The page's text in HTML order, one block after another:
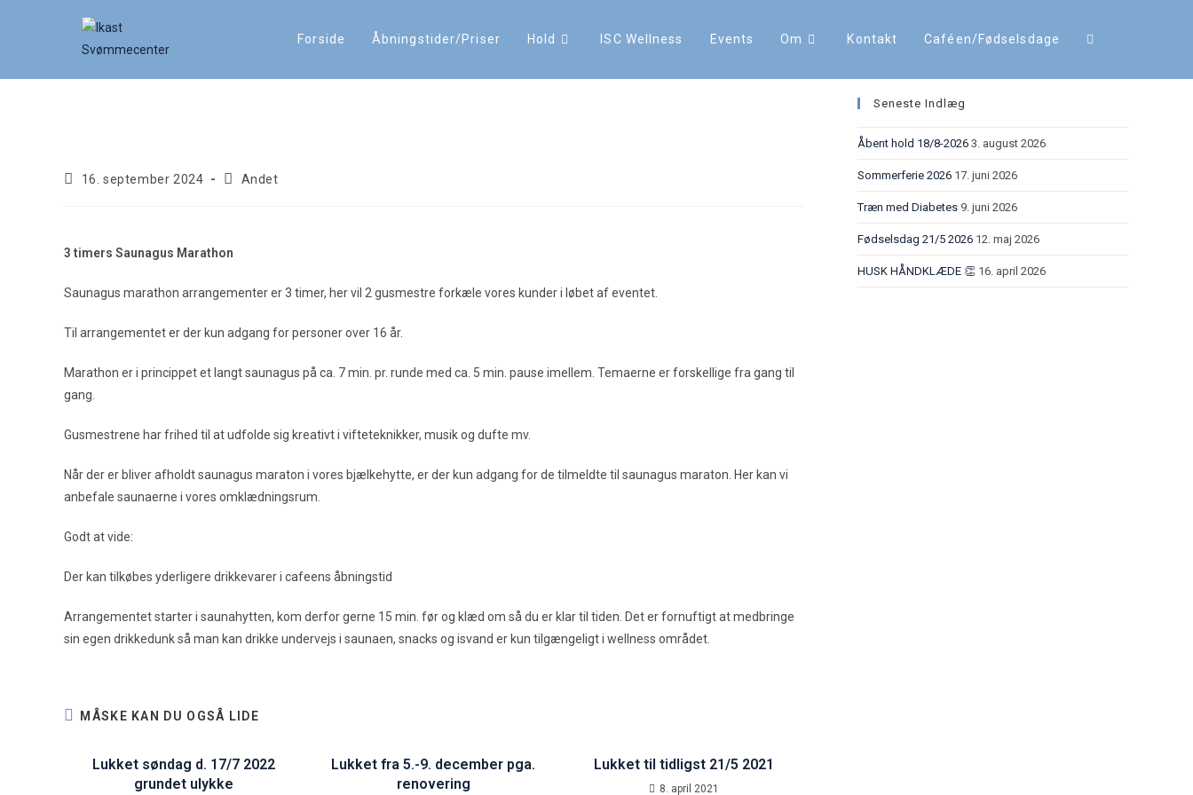
Forside Åbningstider/Priser Hold ISC Wellness Events Om Kontakt Caféen/Fødselsdage
16. september 2024 Andet
3 timers Saunagus Marathon
Saunagus marathon arrangementer er 3 timer, her vil 2 gusmestre forkæle vores kunder i løbet af eventet.
Til arrangementet er der kun adgang for personer over 16 år.
Marathon er i princippet et langt saunagus på ca. 7 min. pr. runde med ca. 5 min. pause imellem. Temaerne er forskellige fra gang til
gang.
Gusmestrene har frihed til at udfolde sig kreativt i vifteteknikker, musik og dufte mv.
Når der er bliver afholdt saunagus maraton i vores bjælkehytte, er der kun adgang for de tilmeldte til saunagus maraton. Her kan vi
anbefale saunaerne i vores omklædningsrum.
Godt at vide:
Der kan tilkøbes yderligere drikkevarer i cafeens åbningstid
Arrangementet starter i saunahytten, kom derfor gerne 15 min. før og klæd om så du er klar til tiden. Det er fornuftigt at medbringe
sin egen drikkedunk så man kan drikke undervejs i saunaen, snacks og isvand er kun tilgængeligt i wellness området.
MÅSKE KAN DU OGSÅ LIDE
Lukket søndag d. 17/7 2022
grundet ulykke
Lukket fra 5.-9. december pga.
renovering
Lukket til tidligst 21/5 2021
8. april 2021
Seneste Indlæg
Åbent hold 18/8-2026 3. august 2026
Sommerferie 2026 17. juni 2026
Træn med Diabetes 9. juni 2026
Fødselsdag 21/5 2026 12. maj 2026
HUSK HÅNDKLÆDE 👏 16. april 2026